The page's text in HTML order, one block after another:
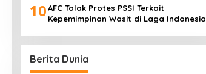
10AFC Tolak Protes PSSI Terkait
Kepemimpinan Wasit di Laga Indonesia
Berita Dunia